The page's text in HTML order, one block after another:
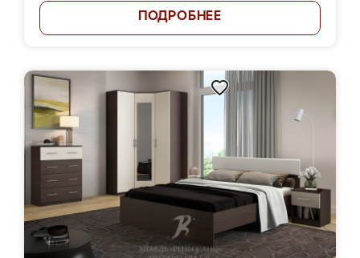
ПОДРОБНЕЕ